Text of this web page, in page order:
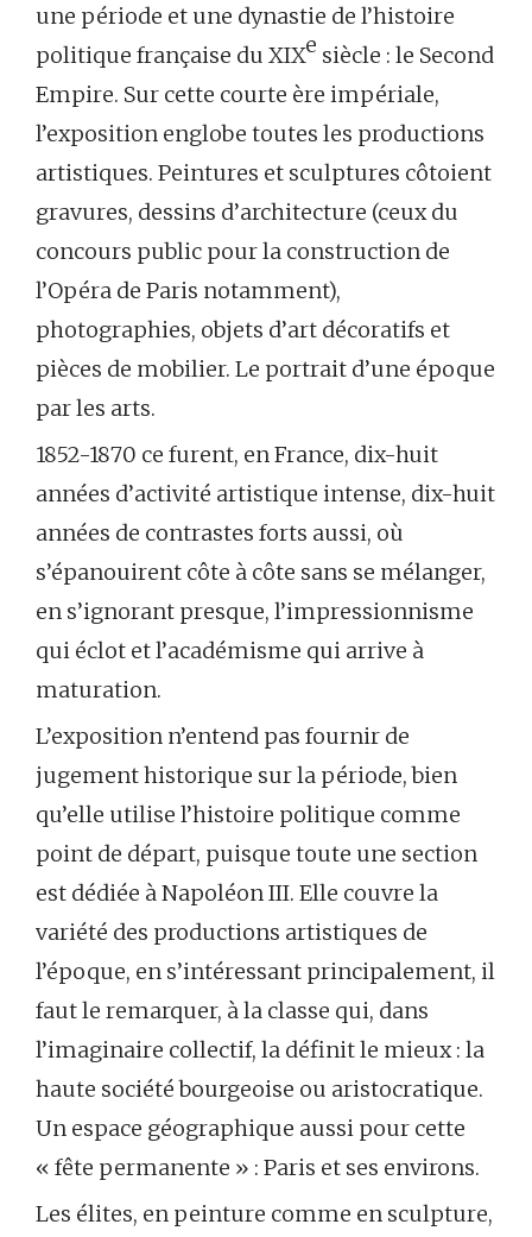
une période et une dynastie de l’histoire
politique française du XIXe siècle : le Second
Empire. Sur cette courte ère impériale,
l’exposition englobe toutes les productions
artistiques. Peintures et sculptures côtoient
gravures, dessins d’architecture (ceux du
concours public pour la construction de
l’Opéra de Paris notamment),
photographies, objets d’art décoratifs et
pièces de mobilier. Le portrait d’une époque
par les arts.
1852-1870 ce furent, en France, dix-huit
années d’activité artistique intense, dix-huit
années de contrastes forts aussi, où
s’épanouirent côte à côte sans se mélanger,
en s’ignorant presque, l’impressionnisme
qui éclot et l’académisme qui arrive à
maturation.
L’exposition n’entend pas fournir de
jugement historique sur la période, bien
qu’elle utilise l’histoire politique comme
point de départ, puisque toute une section
est dédiée à Napoléon III. Elle couvre la
variété des productions artistiques de
l’époque, en s’intéressant principalement, il
faut le remarquer, à la classe qui, dans
l’imaginaire collectif, la définit le mieux : la
haute société bourgeoise ou aristocratique.
Un espace géographique aussi pour cette
« fête permanente » : Paris et ses environs.
Les élites, en peinture comme en sculpture,